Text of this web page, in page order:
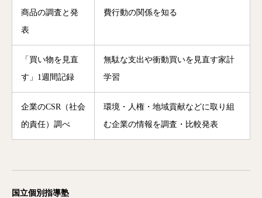
商品の調査と発
表
費行動の関係を知る
「買い物を見直
す」1週間記録
無駄な支出や衝動買いを見直す家計
学習
企業のCSR（社会
的責任）調べ
環境・人権・地域貢献などに取り組
む企業の情報を調査・比較発表
国立個別指導塾